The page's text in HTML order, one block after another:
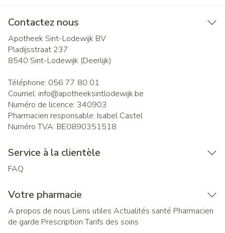
Contactez nous
Apotheek Sint-Lodewijk BV
Pladijsstraat 237
8540 Sint-Lodewijk (Deerlijk)
Téléphone: 056 77 80 01
Courriel: info@apotheeksintlodewijk.be
Numéro de licence: 340903
Pharmacien responsable: Isabel Castel
Numéro TVA: BE0890351518
Service à la clientèle
FAQ
Votre pharmacie
A propos de nous Liens utiles Actualités santé Pharmacien
de garde Prescription Tarifs des soins